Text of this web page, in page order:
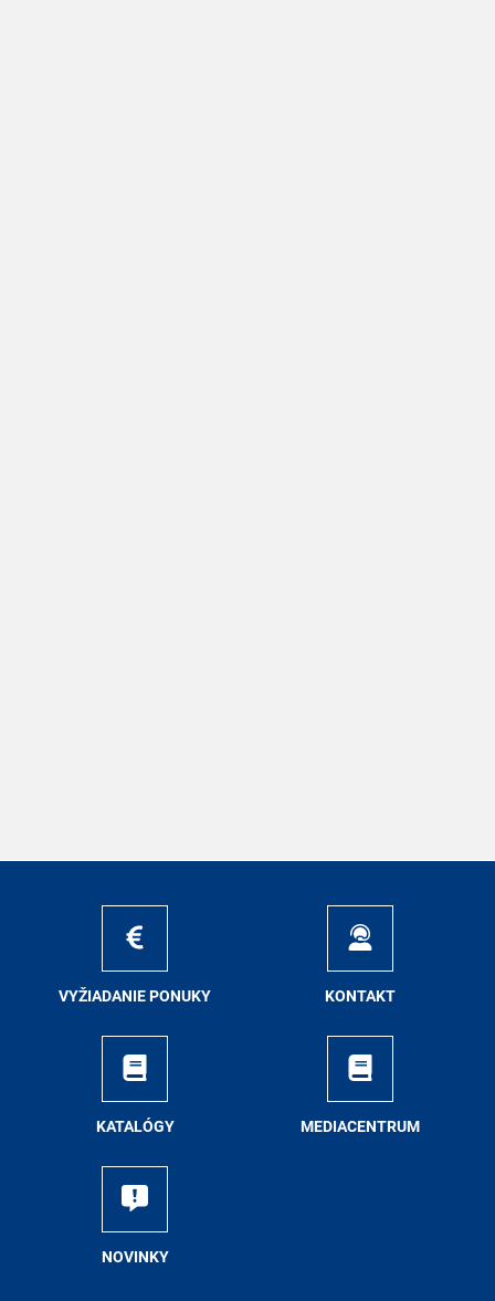
VY­ŽIA­DA­NIE PO­NU­KY KON­TAKT
KA­TA­LÓ­GY ME­DIA­CEN­TRUM
NO­VIN­KY